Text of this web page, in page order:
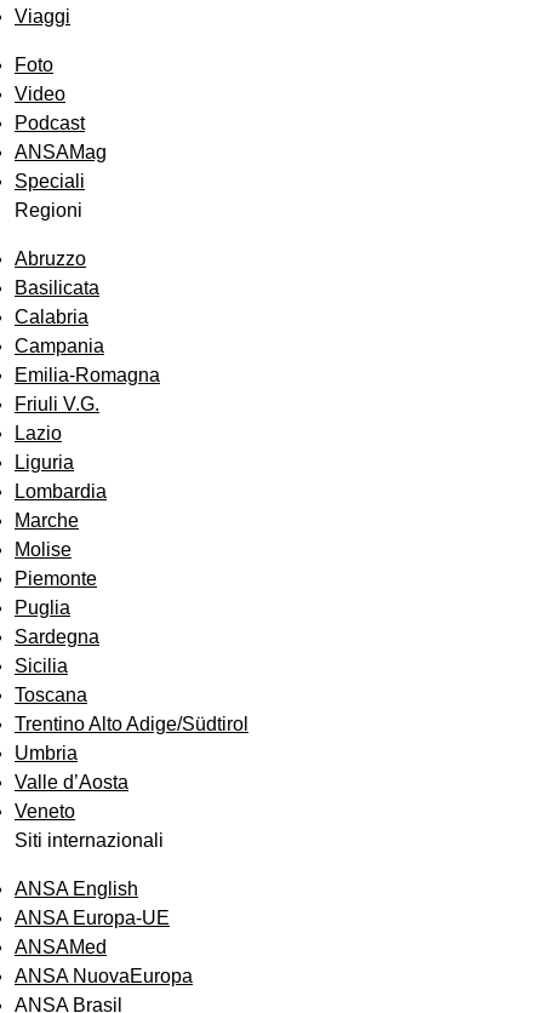
Viaggi
Foto
Video
Podcast
ANSAMag
Speciali
Regioni
Abruzzo
Basilicata
Calabria
Campania
Emilia-Romagna
Friuli V.G.
Lazio
Liguria
Lombardia
Marche
Molise
Piemonte
Puglia
Sardegna
Sicilia
Toscana
Trentino Alto Adige/Südtirol
Umbria
Valle d’Aosta
Veneto
Siti internazionali
ANSA English
ANSA Europa-UE
ANSAMed
ANSA NuovaEuropa
ANSA Brasil